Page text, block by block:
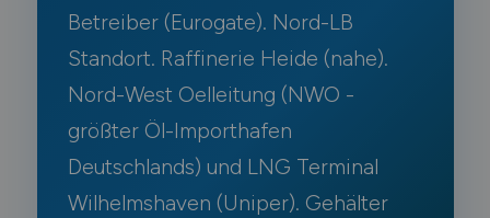
Betreiber (Eurogate). Nord-LB
Standort. Raffinerie Heide (nahe).
Nord-West Oelleitung (NWO -
größter Öl-Importhafen
Deutschlands) und LNG Terminal
Wilhelmshaven (Uniper). Gehälter